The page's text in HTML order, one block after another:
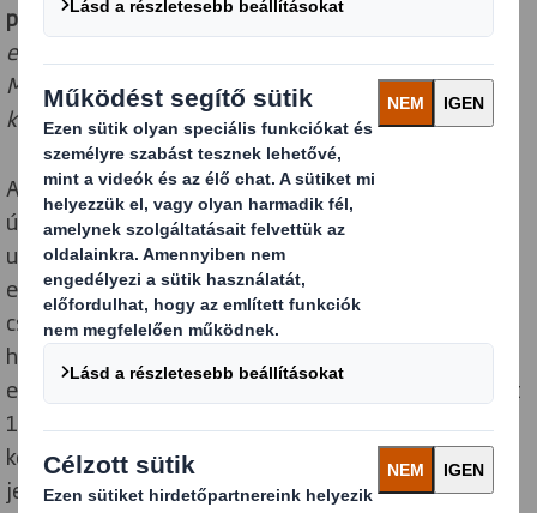
projektmenedzsere így magyarázza:
egy innovatív újrafelhasználható hullámlemez tálca.
Megerősített beépített fogantyút tartalmaz, ami
különösen erőssé teszi a Direct Boxot.”
Az újonnan tervezett Direct Box 100%-ban
újrahasznosított kartonból készül, amely használat
után is teljesen újrahasznosítható. Az új tervezés
eredményeként évente összesen 160 tonna
csomagolóanyag takarítható meg. Ez azt is jelenti,
hogy 32-vel kevesebb teherautóra lesz szükség az
ellátási láncban, és a raktározási szükséglet több mint
1000 rakodóval csökken. Ez pedig világ szinten nem
kevesebb, mint 87,2 tonna szén-dioxid csökkentést
jelent.